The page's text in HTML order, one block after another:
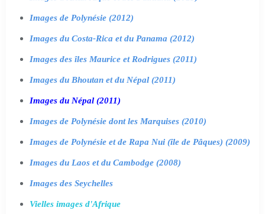
Images de Polynésie (2012)
Images du Costa-Rica et du Panama (2012)
Images des îles Maurice et Rodrigues (2011)
Images du Bhoutan et du Népal (2011)
Images du Népal (2011)
Images de Polynésie dont les Marquises (2010)
Images de Polynésie et de Rapa Nui (île de Pâques) (2009)
Images du Laos et du Cambodge (2008)
Images des Seychelles
Vielles images d'Afrique